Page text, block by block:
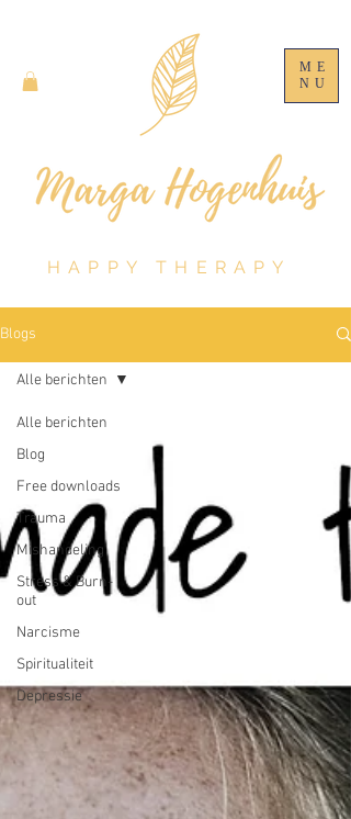
ME
NU
HAPPY THERAPY
Blogs
Alle berichten
Blog
Free downloads
Trauma
Mishandeling
Stress & Burn-
out
Narcisme
Spiritualiteit
Depressie
Alle berichten